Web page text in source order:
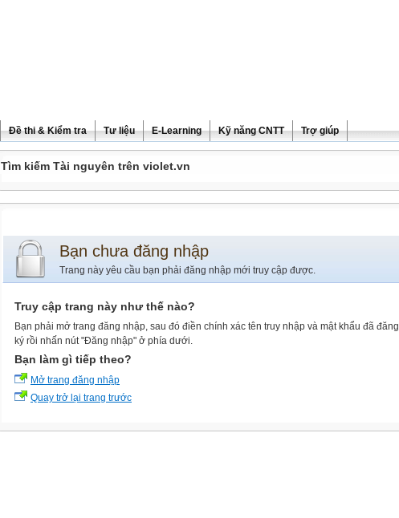
Đề thi & Kiểm tra Tư liệu E-Learning Kỹ năng CNTT Trợ giúp
Tìm kiếm Tài nguyên trên violet.vn
Bạn chưa đăng nhập
Trang này yêu cầu bạn phải đăng nhập mới truy cập được.
Truy cập trang này như thế nào?
Bạn phải mở trang đăng nhập, sau đó điền chính xác tên truy nhập và mật khẩu đã đăng
ký rồi nhấn nút "Đăng nhập" ở phía dưới.
Bạn làm gì tiếp theo?
Mở trang đăng nhập
Quay trở lại trang trước